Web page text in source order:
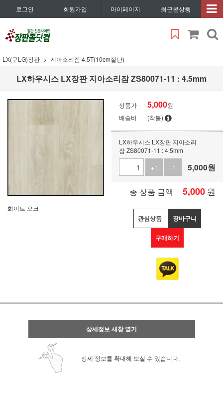
로그인 회원가입 마이페이지 최근본상품
LX(구LG)장판 지아소리잠 4.5T(10cm절단)
LX하우시스 LX장판 지아소리잠 ZS80071-11 : 4.5mm
화이트 오크
상품가 5,000원
배송비
(착불)
LX하우시스 LX장판 지아소리
잠 ZS80071-11 : 4.5mm
+1
-1 5,000원
총 상품 금액 5,000 원
관심상품 장바구니
구매하기
상세정보 새창 열기
상세 정보를 확대해 보실 수 있습니다.